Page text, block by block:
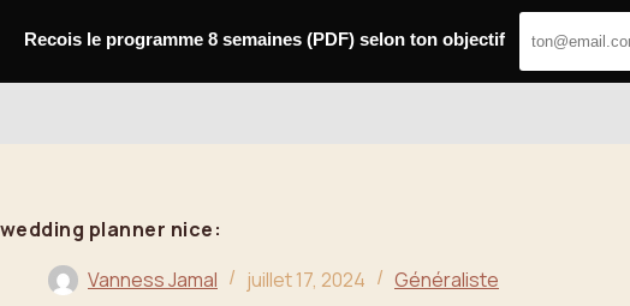
wedding planner nice:
Vanness Jamal
juillet 17, 2024 Généraliste
Recois le programme 8 semaines (PDF) selon ton objectif